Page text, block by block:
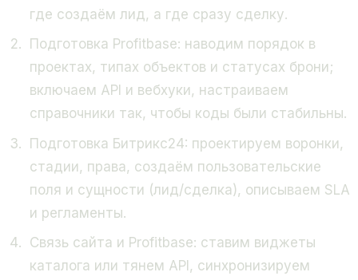
где создаём лид, а где сразу сделку.
Подготовка Profitbase: наводим порядок в
проектах, типах объектов и статусах брони;
включаем API и вебхуки, настраиваем
справочники так, чтобы коды были стабильны.
Подготовка Битрикс24: проектируем воронки,
стадии, права, создаём пользовательские
поля и сущности (лид/сделка), описываем SLA
и регламенты.
Связь сайта и Profitbase: ставим виджеты
каталога или тянем API, синхронизируем